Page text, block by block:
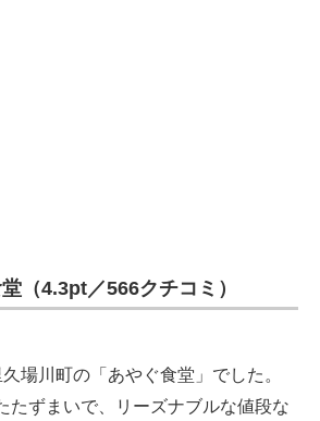
（4.3pt／566クチコミ）
場川町の「あやぐ食堂」でした。
たずまいで、リーズナブルな値段な